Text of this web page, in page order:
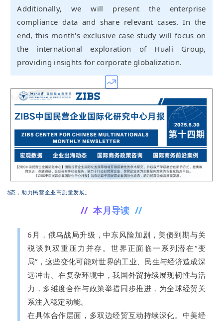
Additionally, we will present the enterprise
compliance data and share relevant cases. In the
end, this month's exclusive case study will focus on
the international exploration of Huali Group,
providing insights for corporate globalization.
量发展。
// 本月导读 //
6月，俄乌战局升级，中东风险加剧，美债到期与关
税谈判双重压力并存。世界正面临一系列潜在“变
局”，这些变化可能对世界的工业、民生与经济造成深
远冲击。在复杂环境中，我国外贸持续展现韧性与活
力，多维度合作与政策举措同步推进，为全球经贸关
系注入稳定动能。
在具体合作层面，多双边经贸互动持续深化。中美经